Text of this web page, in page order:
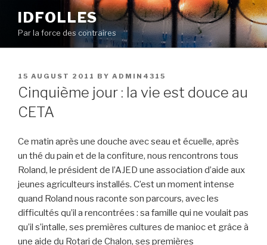
content
IDFOLLES
Par la force des contraires
POSTED
ON
15 AUGUST 2011 BY ADMIN4315
Cinquième jour : la vie est douce au
CETA
Ce matin après une douche avec seau et écuelle, après
un thé du pain et de la confiture, nous rencontrons tous
Roland, le président de l’AJED une association d’aide aux
jeunes agriculteurs installés. C’est un moment intense
quand Roland nous raconte son parcours, avec les
difficultés qu’il a rencontrées : sa famille qui ne voulait pas
qu’il s’intalle, ses premières cultures de manioc et grâce à
une aide du Rotari de Chalon, ses premières